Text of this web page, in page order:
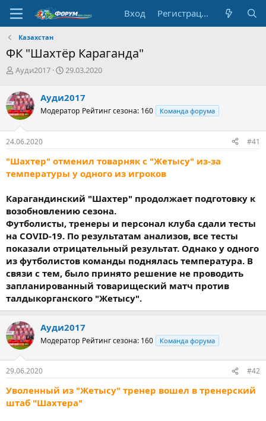
Вход Регистрация
Казахстан
ФК "Шахтёр Караганда"
А
т
о
р
т
е
м
Ауди2017
Д
а
н
ч
а
29.03.2020
Ауди2017
Модератор Рейтинг сезона: 160 Команда форума
24.06.2020 #41
"Шахтер" отменил товарняк с "Жетысу" из-за
температуры у одного из игроков
Карагандинский "Шахтер" продолжает подготовку к
возобновлению сезона.
Футболисты, тренеры и персонал клуба сдали тесты
на COVID-19. По результатам анализов, все тесты
показали отрицательный результат. Однако у одного
из футболистов команды поднялась температура. В
связи с тем, было принято решение не проводить
запланированный товарищеский матч против
талдыкорганского "Жетысу".
Ауди2017
Модератор Рейтинг сезона: 160 Команда форума
29.06.2020 #42
Уволенный из "Жетысу" тренер вошел в тренерский
штаб "Шахтера"